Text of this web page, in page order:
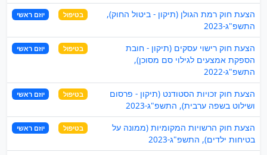
הצעת חוק רמת הגולן (תיקון - ביטול החוק),
התשפ"ג-2023
בטיפול יוזם ראשי
הצעת חוק רישוי עסקים (תיקון - חובת
הספקת אמצעים לגילוי סם מסוכן),
התשפ"ג-2022
בטיפול יוזם ראשי
הצעת חוק זכויות הסטודנט (תיקון - פרסום
ושילוט בשפה ערבית), התשפ"ג-2023
בטיפול יוזם ראשי
הצעת חוק הרשויות המקומיות (ממונה על
בטיחות ילדים), התשפ"ג-2023
בטיפול יוזם ראשי